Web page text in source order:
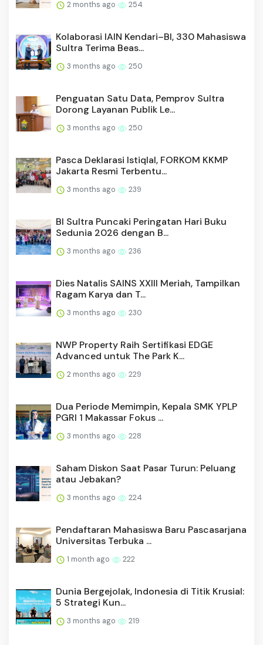
Sultra Terima Beas...
3 months ago 250
Dorong Layanan Publik Le...
3 months ago 250
Jakarta Resmi Terbentu...
3 months ago 239
Sedunia 2026 dengan B...
3 months ago 236
Ragam Karya dan T...
3 months ago 230
Advanced untuk The Park K...
2 months ago 229
PGRI 1 Makassar Fokus ...
3 months ago 228
atau Jebakan?
3 months ago
Universitas Terbuka ...
1 month ago 222
5 Strategi Kun...
3 months ago